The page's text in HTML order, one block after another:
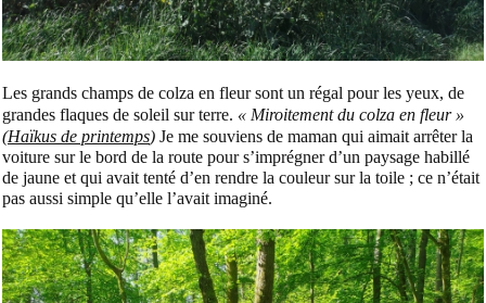
Les grands champs de colza en fleur sont un régal pour les yeux, de
grandes flaques de soleil sur terre. « Miroitement du colza en fleur »
(Haïkus de printemps) Je me souviens de maman qui aimait arrêter la
voiture sur le bord de la route pour s’imprégner d’un paysage habillé
de jaune et qui avait tenté d’en rendre la couleur sur la toile ; ce n’était
pas aussi simple qu’elle l’avait imaginé.